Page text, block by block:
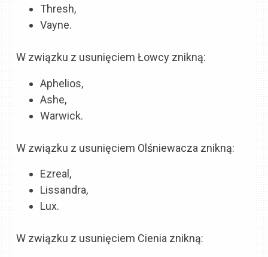
Thresh,
Vayne.
W związku z usunięciem Łowcy znikną:
Aphelios,
Ashe,
Warwick.
W związku z usunięciem Olśniewacza znikną:
Ezreal,
Lissandra,
Lux.
W związku z usunięciem Cienia znikną: